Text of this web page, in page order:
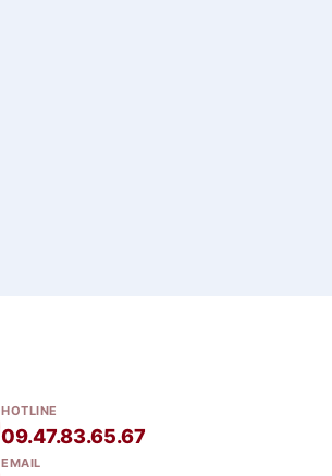
HOTLINE
09.47.83.65.67
EMAIL